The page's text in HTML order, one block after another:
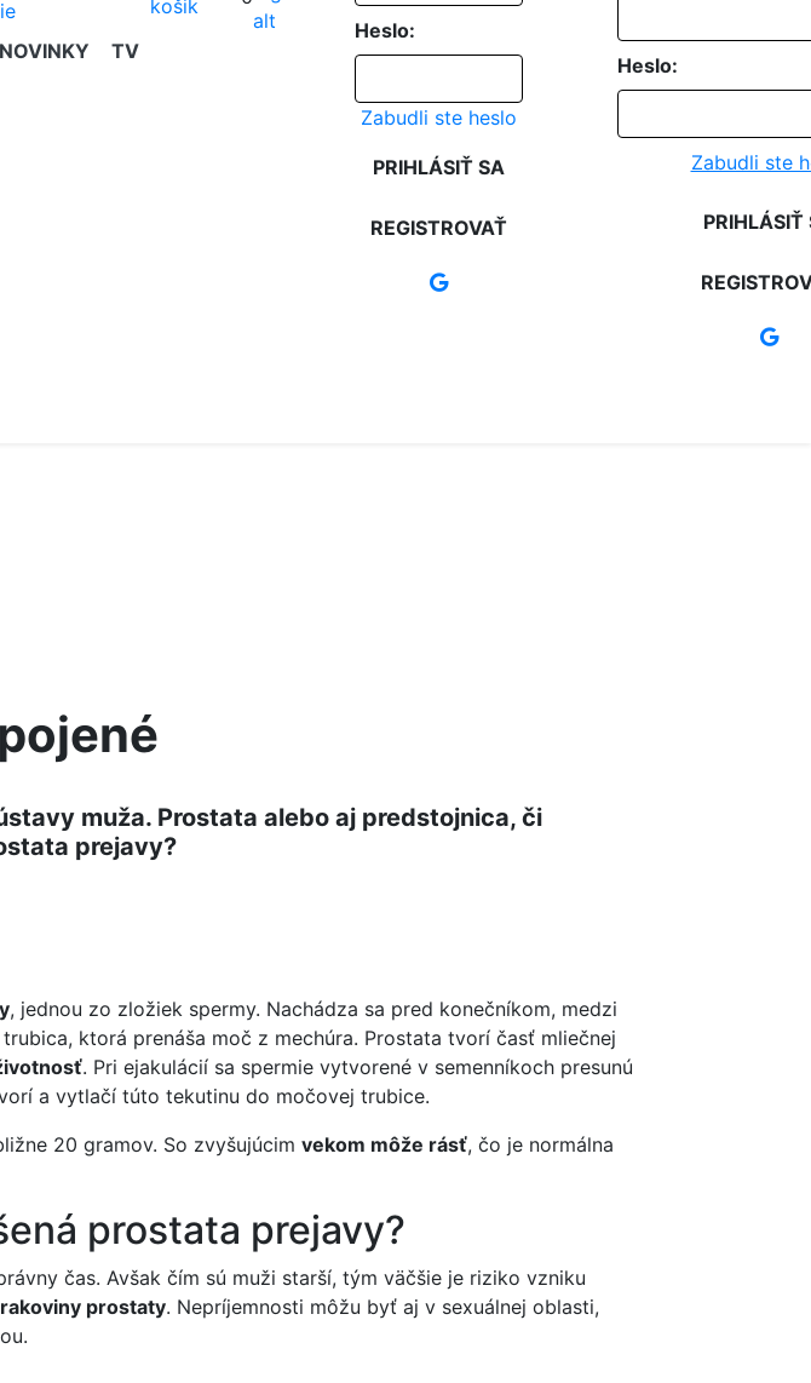
NOVINKY TV
Heslo:
Zabudli ste heslo
PRIHLÁSIŤ SA
REGISTROVAŤ
Heslo:
Zabudli ste
PRIHLÁSIŤ
muža. Prostata alebo aj predstojnica, či
prejavy?
, jednou zo zložiek spermy. Nachádza sa pred konečníkom, medzi
ktorá prenáša moč z mechúra. Prostata tvorí časť mliečnej
. Pri ejakulácií sa spermie vytvorené v semenníkoch presunú
a vytlačí túto tekutinu do močovej trubice.
20 gramov. So zvyšujúcim vekom môže rásť, čo je normálna
prostata prejavy?
čas. Avšak čím sú muži starší, tým väčšie je riziko vzniku
prostaty. Nepríjemnosti môžu byť aj v sexuálnej oblasti,